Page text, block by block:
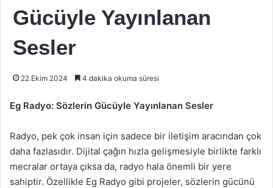
Gücüyle Yayınlanan
Sesler
22 Ekim 2024 4 dakika okuma süresi
Eg Radyo: Sözlerin Gücüyle Yayınlanan Sesler
Radyo, pek çok insan için sadece bir iletişim aracından çok
daha fazlasıdır. Dijital çağın hızla gelişmesiyle birlikte farklı
mecralar ortaya çıksa da, radyo hala önemli bir yere
sahiptir. Özellikle Eg Radyo gibi projeler, sözlerin gücünü